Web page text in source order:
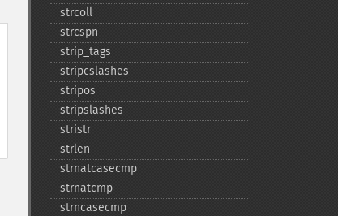
strcoll
strcspn
strip_​tags
stripcslashes
stripos
stripslashes
stristr
strlen
strnatcasecmp
strnatcmp
strncasecmp